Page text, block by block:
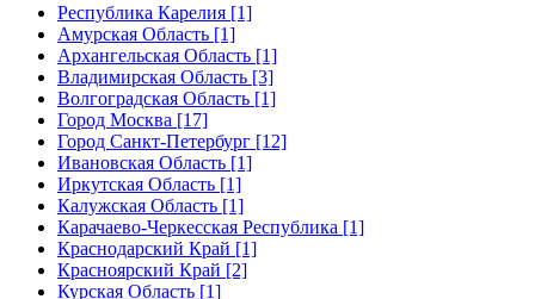
Республика Карелия [1]
Амурская Область [1]
Архангельская Область [1]
Владимирская Область [3]
Волгоградская Область [1]
Город Москва [17]
Город Санкт-Петербург [12]
Ивановская Область [1]
Иркутская Область [1]
Калужская Область [1]
Карачаево-Черкесская Республика [1]
Краснодарский Край [1]
Красноярский Край [2]
Курская Область [1]